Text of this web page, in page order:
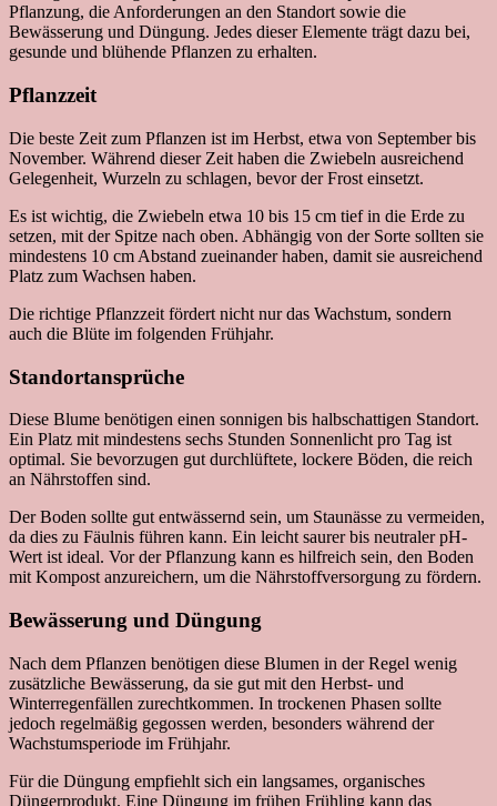
Pflanzung, die Anforderungen an den Standort sowie die
Bewässerung und Düngung. Jedes dieser Elemente trägt dazu bei,
gesunde und blühende Pflanzen zu erhalten.
Pflanzzeit
Die beste Zeit zum Pflanzen ist im Herbst, etwa von September bis
November. Während dieser Zeit haben die Zwiebeln ausreichend
Gelegenheit, Wurzeln zu schlagen, bevor der Frost einsetzt.
Es ist wichtig, die Zwiebeln etwa 10 bis 15 cm tief in die Erde zu
setzen, mit der Spitze nach oben. Abhängig von der Sorte sollten sie
mindestens 10 cm Abstand zueinander haben, damit sie ausreichend
Platz zum Wachsen haben.
Die richtige Pflanzzeit fördert nicht nur das Wachstum, sondern
auch die Blüte im folgenden Frühjahr.
Standortansprüche
Diese Blume benötigen einen sonnigen bis halbschattigen Standort.
Ein Platz mit mindestens sechs Stunden Sonnenlicht pro Tag ist
optimal. Sie bevorzugen gut durchlüftete, lockere Böden, die reich
an Nährstoffen sind.
Der Boden sollte gut entwässernd sein, um Staunässe zu vermeiden,
da dies zu Fäulnis führen kann. Ein leicht saurer bis neutraler pH-
Wert ist ideal. Vor der Pflanzung kann es hilfreich sein, den Boden
mit Kompost anzureichern, um die Nährstoffversorgung zu fördern.
Bewässerung und Düngung
Nach dem Pflanzen benötigen diese Blumen in der Regel wenig
zusätzliche Bewässerung, da sie gut mit den Herbst- und
Winterregenfällen zurechtkommen. In trockenen Phasen sollte
jedoch regelmäßig gegossen werden, besonders während der
Wachstumsperiode im Frühjahr.
Für die Düngung empfiehlt sich ein langsames, organisches
Düngerprodukt. Eine Düngung im frühen Frühling kann das